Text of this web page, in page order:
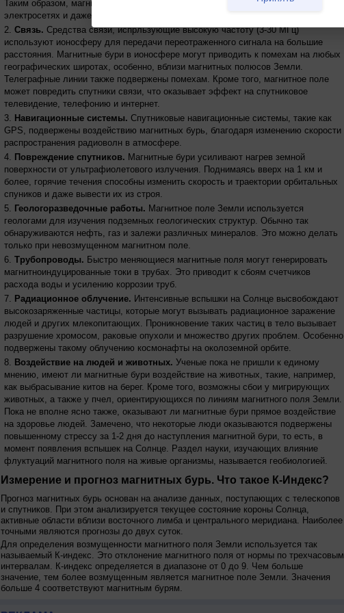
Таким образом, магнитные бури могут вызывать масштабные сбои в
электросетях и даже приводить к веерным отключениям электроэнергии.
Связь. Средства связи, испрльзующие высокую частоту (3-30 МГц)
используют ионосферу для передачи переотраженного сигнала на большие
расстояния. Магнитные бури в ионосфере могут приводить к помехам на любых
географических широтах, особенно, вблизи магнитных полюсов Земли.
Телеграфные линии также подвержены помехам. Кроме того, магнитное поле
может повредить спутники связи, что оказывает эффект на спутниковое
телевидение, телефонию и интернет.
Навигационные системы. Спутниковые навигационные системы, такие как
GPS, подвержены воздействию магнитных бурь, благодаря изменению скорости
распространения радиоволн в атмосфере.
Повреждение спутников. Магнитные бури усиливают нагрев земной
поверхности от ультрафиолетового излучения. Поднимаясь вверх на 1 км и
более, горячие течения способны изменить скорость и траектории орбитальных
спуников и даже вывести их из строя.
Геологоразведочные работы. Магнитное поле Земли используется
геологами для изучения подземных геологических структур. Обычно так
обнаруживаются нефть, газ и залежи различных минералов. Это можно делать
только при невозмущенном магнитном поле.
Трубопроводы. Быстро меняющиеся магнитные поля могут генерировать
магнитноиндуцированные токи в трубах. Это приводит к сбоям счетчиков
расхода воды и усилению коррозии труб.
Радиационное облучение. Интенсивные вспышки на Солнце высвобождают
высокозаряженные частицы, которые могут вызывать радиационное заражение
людей и других млекопитающих. Проникновение таких частиц в тело вызывает
разрушение хромосом, раковые опухоли и множество других проблем. Особенно
подвержены такому облучению космонафты на околоземной орбите.
Воздействие на людей и животных. Ученые пока не пришли к единому
мнению, имеют ли магнитные бури воздействие на животных, такие, например,
как выбрасывание китов на берег. Кроме того, возможны сбои у мигрирующих
животных, а также у пчел, ориентирующихся по линиям магнитного поля Земли.
Пока не вполне ясно также, оказывают ли магнитные бури прямое воздействие
на здоровье людей. Замечено, что некоторые люди оказываются подвержены
повышенному стрессу за 1-2 дня до наступления магнитной бури, то есть, в
момент появления вспышек на Солнце. Раздел науки, изучающих влияние
флуктуаций магнитного поля на живые организмы, называется геобиологией.
Измерение и прогноз магнитных бурь. Что такое К-Индекс?
Прогноз магнитных бурь основан на анализе данных, поступающих с телескопов
и спутников. При этом анализируется текущее состояние короны Солнца,
активные области вблизи восточного лимба и центрального меридиана. Наиболее
точными являются прогнозы до двух суток.
Для определения возмущенности магнитного поля Земли используется так
называемый К-индекс. Это отклонение магнитного поля от нормы по трехчасовым
интервалам. К-индекс определяется в диапазоне от 0 до 9. Чем больше
значение, тем более возмущенным является магнитное поле Земли. Значения
больше 4 соответствуют магнитным бурям.